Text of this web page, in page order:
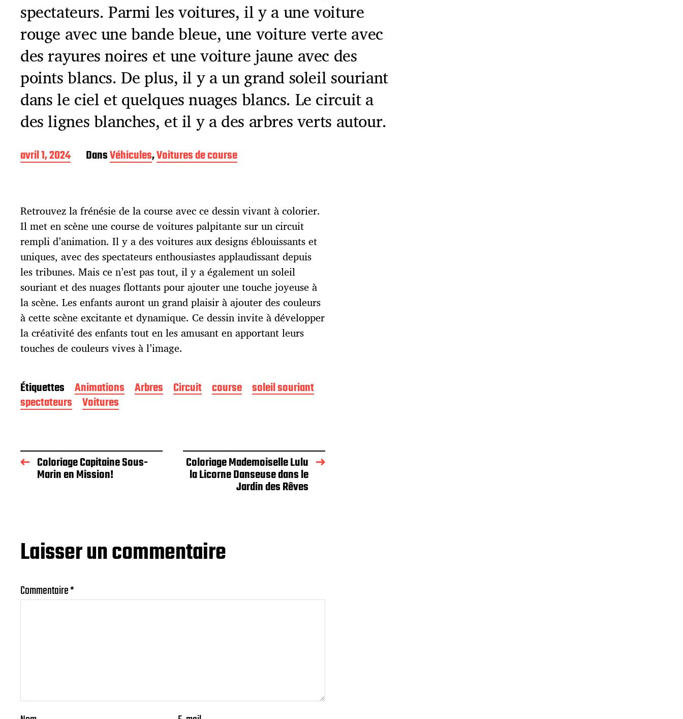
spectateurs. Parmi les voitures, il y a une voiture
rouge avec une bande bleue, une voiture verte avec
des rayures noires et une voiture jaune avec des
points blancs. De plus, il y a un grand soleil souriant
dans le ciel et quelques nuages ​​blancs. Le circuit a
des lignes blanches, et il y a des arbres verts autour.
D
a
e
p
u
b
l
i
c
a
t
i
o
n
avril 1, 2024 DansVéhicules,Voitures de course
Retrouvez la frénésie de la course avec ce dessin vivant à colorier.
Il met en scène une course de voitures palpitante sur un circuit
rempli d’animation. Il y a des voitures aux designs éblouissants et
uniques, avec des spectateurs enthousiastes applaudissant depuis
les tribunes. Mais ce n’est pas tout, il y a également un soleil
souriant et des nuages flottants pour ajouter une touche joyeuse à
la scène. Les enfants auront un grand plaisir à ajouter des couleurs
à cette scène excitante et dynamique. Ce dessin invite à développer
la créativité des enfants tout en les amusant en apportant leurs
touches de couleurs vives à l’image.
Étiquettes Animations Arbres Circuit course soleil souriant
spectateurs
Voitures
Coloriage Capitaine Sous-
Marin en Mission!
Coloriage Mademoiselle Lulu
la Licorne Danseuse dans le
Jardin des Rêves
Laisser un commentaire
Commentaire*